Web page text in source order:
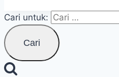
Cari untuk: